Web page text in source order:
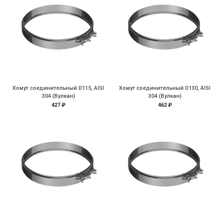
Хомут соединительный D115, AISI
304 (Вулкан)
427 ₽
Хомут соединительный D130, AISI
304 (Вулкан)
462 ₽